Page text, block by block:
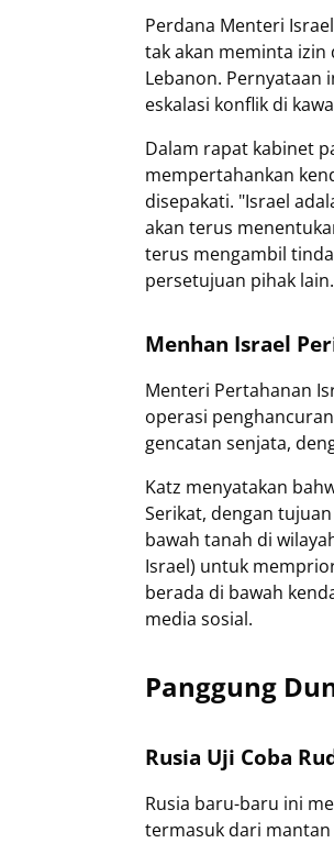
Perdana Menteri
tak akan meminta
Lebanon. Pernyataan
eskalasi konflik di
Dalam rapat kabinet
mempertahankan
disepakati. "Israel
akan terus
terus mengambil
persetujuan pihak lain.
Menhan Israel
Menteri Pertahanan
operasi
gencatan senjata,
Katz menyatakan
Serikat, dengan
bawah tanah di
Israel) untuk
berada di bawah
media sosial.
Panggung
Rusia Uji Coba
Rusia baru-baru ini
termasuk dari